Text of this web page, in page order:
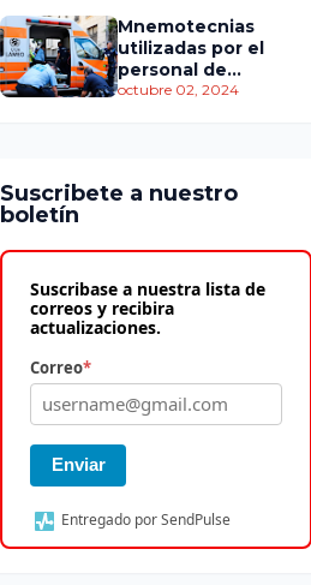
Mnemotecnias
utilizadas por el
personal de
atención
octubre 02, 2024
Suscribete a nuestro
boletín
Suscribase a nuestra lista de
correos y recibira
actualizaciones.
Correo*
Enviar
Entregado por SendPulse